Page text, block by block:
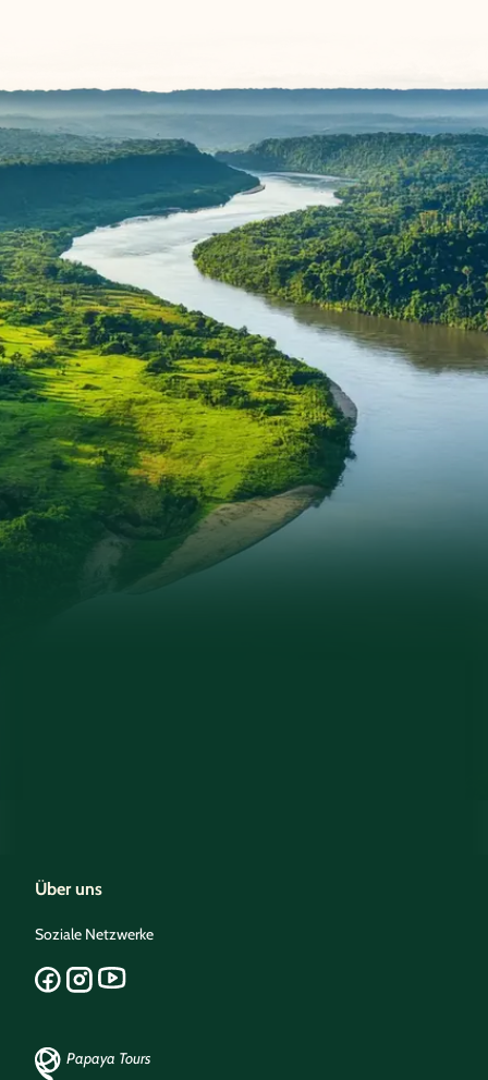
Über uns
Soziale Netzwerke
Papaya Tours